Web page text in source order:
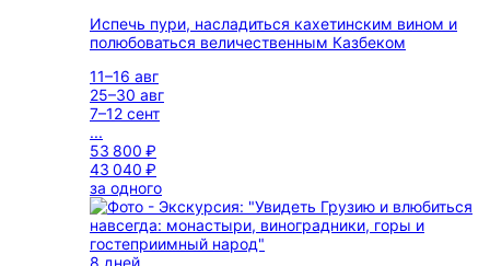
Испечь пури, насладиться кахетинским вином и
полюбоваться величественным Казбеком
11–16 авг
25–30 авг
7–12 сент
...
53 800 ₽
43 040 ₽
за одного
8 дней